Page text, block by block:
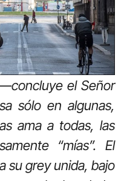
el Señor
sólo en algunas,
ama a todas, las
“mías”. El
su grey unida, bajo